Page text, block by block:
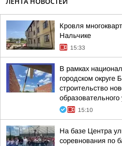
Кровля
Нальчике
15:33
В рамках
городском округе
строительство
15:10
На базе Центра
соревнования по